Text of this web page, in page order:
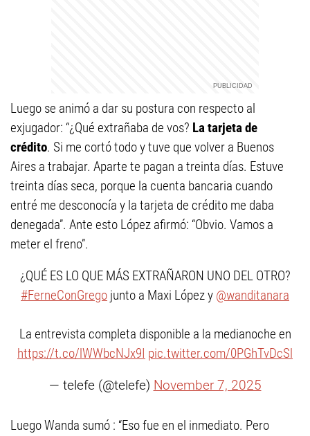
Luego se animó a dar su postura con respecto al
exjugador: “¿Qué extrañaba de vos? La tarjeta de
crédito. Si me cortó todo y tuve que volver a Buenos
Aires a trabajar. Aparte te pagan a treinta días. Estuve
treinta días seca, porque la cuenta bancaria cuando
entré me desconocía y la tarjeta de crédito me daba
denegada”. Ante esto López afirmó: “Obvio. Vamos a
meter el freno”.
¿QUÉ ES LO QUE MÁS EXTRAÑARON UNO DEL OTRO?
#FerneConGrego junto a Maxi López y @wanditanara
La entrevista completa disponible a la medianoche en
https://t.co/lWWbcNJx9I pic.twitter.com/0PGhTvDcSl
— telefe (@telefe) November 7, 2025
Luego Wanda sumó : “Eso fue en el inmediato. Pero